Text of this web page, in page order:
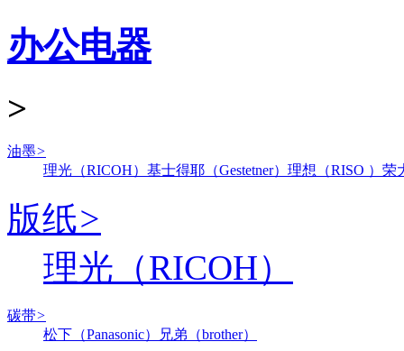
办公电器
>
油墨>
理光（RICOH） 基士得耶（Gestetner） 理想（RISO ） 荣
版纸>
理光（RICOH）
碳带>
松下（Panasonic）
兄弟（brother）